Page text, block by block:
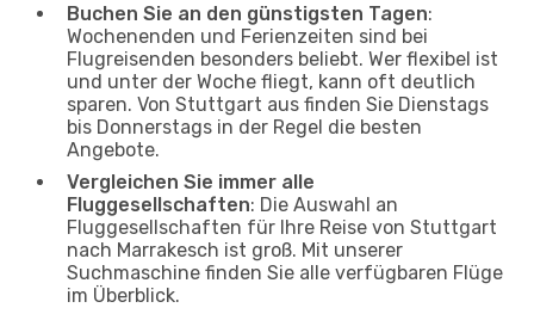
Buchen Sie an den günstigsten Tagen:
Wochenenden und Ferienzeiten sind bei
Flugreisenden besonders beliebt. Wer flexibel ist
und unter der Woche fliegt, kann oft deutlich
sparen. Von Stuttgart aus finden Sie Dienstags
bis Donnerstags in der Regel die besten
Angebote.
Vergleichen Sie immer alle
Fluggesellschaften: Die Auswahl an
Fluggesellschaften für Ihre Reise von Stuttgart
nach Marrakesch ist groß. Mit unserer
Suchmaschine finden Sie alle verfügbaren Flüge
im Überblick.